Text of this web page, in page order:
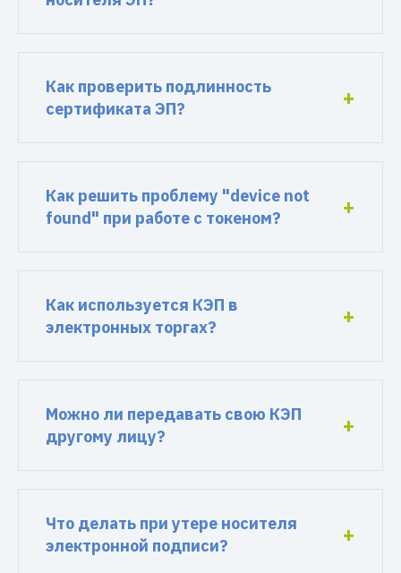
Как проверить подлинность
сертификата ЭП?
Как решить проблему "device not
found" при работе с токеном?
Как используется КЭП в
электронных торгах?
Можно ли передавать свою КЭП
другому лицу?
Что делать при утере носителя
электронной подписи?